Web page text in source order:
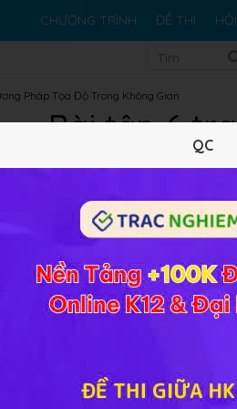
CHƯƠNG TRÌNH ĐỀ THI
Pháp Tọa Độ Trong Không Gian
Bài tập 6
10 trắc nghiệm
Lý thuyết 10
Hình lớp 12
đi qua điểm M(2 ; -1 ; 2) và
Giải bài tập Hình học 12
QC